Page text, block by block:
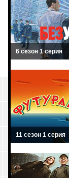
6 сезон 1 серия
11 сезон 1 серия